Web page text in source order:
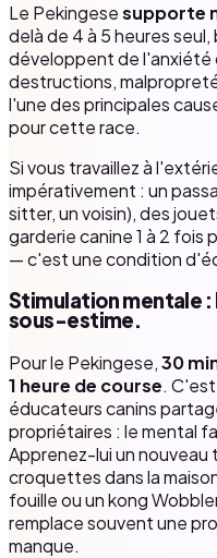
Le Pekingesesupporte
delà de 4 à 5 heures
développent de l'anxiété
destructions,
l'une des principales
pour cette race.
Si vous travaillez à
impérativement : un
sitter, un voisin), des
garderie canine 1 à 2 fois
— c'est une condition
Stimulation mentale :
sous-estime.
Pour le Pekingese,30
1 heure de course.
éducateurs canins
propriétaires : le mental
Apprenez-lui un nouveau
croquettes dans la
fouille ou un kong
remplace souvent une
manque.